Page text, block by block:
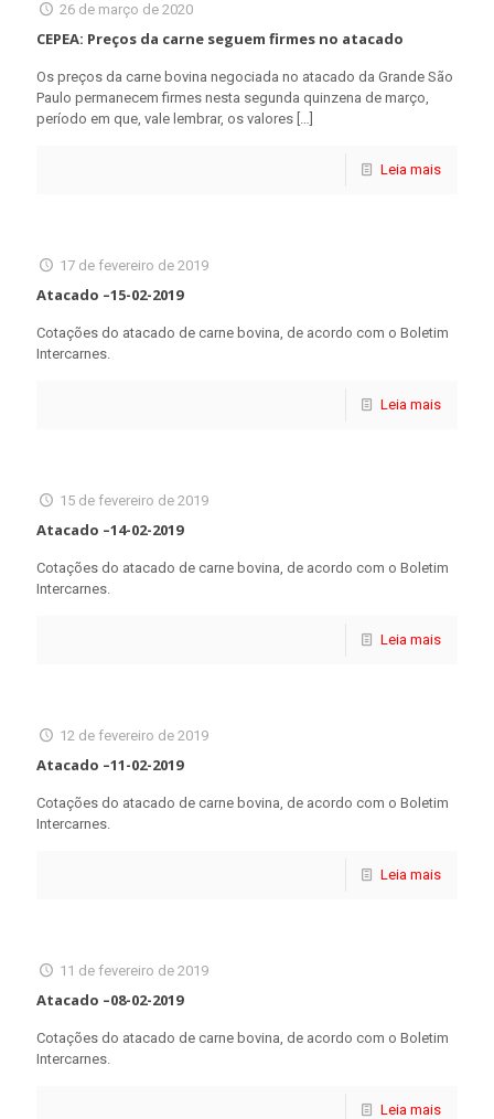
26 de março de 2020
CEPEA: Preços da carne seguem firmes no atacado
Os preços da carne bovina negociada no atacado da Grande São
Paulo permanecem firmes nesta segunda quinzena de março,
período em que, vale lembrar, os valores […]
Leia mais
17 de fevereiro de 2019
Atacado –15-02-2019
Cotações do atacado de carne bovina, de acordo com o Boletim
Intercarnes.
Leia mais
15 de fevereiro de 2019
Atacado –14-02-2019
Cotações do atacado de carne bovina, de acordo com o Boletim
Intercarnes.
Leia mais
12 de fevereiro de 2019
Atacado –11-02-2019
Cotações do atacado de carne bovina, de acordo com o Boletim
Intercarnes.
Leia mais
11 de fevereiro de 2019
Atacado –08-02-2019
Cotações do atacado de carne bovina, de acordo com o Boletim
Intercarnes.
Leia mais